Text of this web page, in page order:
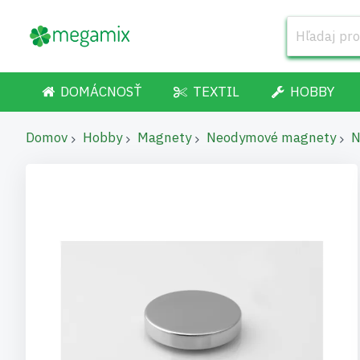
DOMÁCNOSŤ TEXTIL HOBBY
Domov Hobby Magnety Neodymové magnety